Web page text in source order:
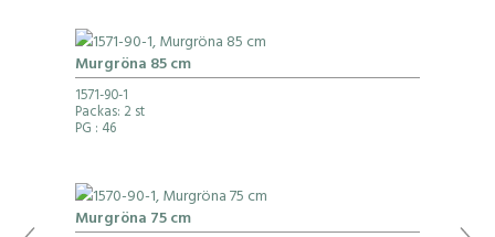
Murgröna 85 cm
1571-90-1
Packas: 2 st
PG : 46
Murgröna 75 cm